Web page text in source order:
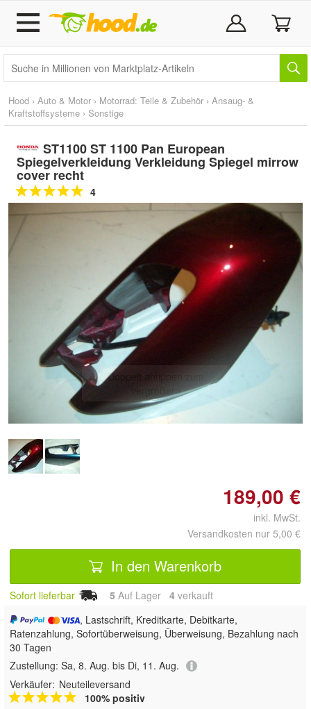
Hood › Auto & Motor › Motorrad: Teile & Zubehör › Ansaug- &
Kraftstoffsysteme › Sonstige
ST1100 ST 1100 Pan European
Spiegelverkleidung Verkleidung Spiegel mirrow
cover recht
4
Doppelt antippen zum
vergrößern
189,00 €
inkl. MwSt.
Versandkosten nur 5,00 €
In den Warenkorb
Sofort lieferbar 5 Auf Lager 4 verkauft
, Lastschrift, Kreditkarte, Debitkarte,
Ratenzahlung, Sofortüberweisung, Überweisung, Bezahlung nach
30 Tagen
Zustellung: Sa, 8. Aug. bis Di, 11. Aug.
Verkäufer: Neuteileversand
100% positiv